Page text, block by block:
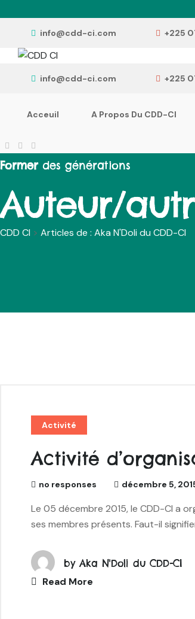
info@cdd-ci.com +225
info@cdd-ci.com +225
Acceuil A Propos Du CDD-CI
Formerdes générations
Auteur/
CDD CI > Articles de : Aka N'Doli du CDD-CI
Activité
Activité
no responses décembre 5,
Le 05 décembre 2015, le CDD-CI a
ses membres présents. Faut-il
byAka N'Doli du CDD-CI
Read More